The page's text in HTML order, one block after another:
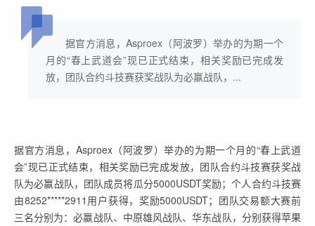
据官方消息，Asproex（阿波罗）举办的为期一个
月的“春上武道会”现已正式结束，相关奖励已完成发
放，团队合约斗技赛获奖战队为必赢战队，...
据官方消息，Asproex（阿波罗）举办的为期一个月的“春上武道
会”现已正式结束，相关奖励已完成发放，团队合约斗技赛获奖战
队为必赢战队，团队成员将瓜分5000USDT奖励；个人合约斗技赛
由8252*****2911用户获得，奖励5000USDT；团队交易额大赛前
三名分别为：必赢战队、中原雄风战队、华东战队，分别获得苹果